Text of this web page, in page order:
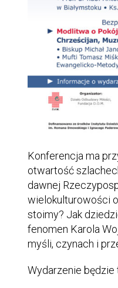
Konferencja ma
otwartość
dawnej
wielokulturowości
stoimy? Jak
fenomen Karola
myśli, czynach i
Wydarzenie